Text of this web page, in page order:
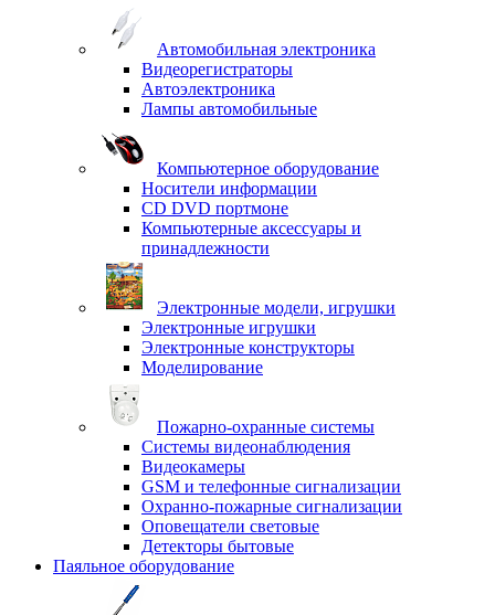
Автомобильная электроника
Видеорегистраторы
Автоэлектроника
Лампы автомобильные
Компьютерное оборудование
Носители информации
CD DVD портмоне
Компьютерные аксессуары и
принадлежности
Электронные модели, игрушки
Электронные игрушки
Электронные конструкторы
Моделирование
Пожарно-охранные системы
Системы видеонаблюдения
Видеокамеры
GSM и телефонные сигнализации
Охранно-пожарные сигнализации
Оповещатели световые
Детекторы бытовые
Паяльное оборудование